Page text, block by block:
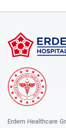
Erdem Healthcare